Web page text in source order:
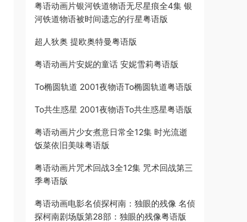
粤语动画片银河铁道物语无尽星痕全4集 银
河铁道物语被时间遗忘的行星粤语版
超人狄奥 提欧奥特曼粤语版
粤语动画片安妮的童话 安妮雪莉粤语版
To椭圆轨道 2001夜物语To椭圆轨道粤语版
To共生惑星 2001夜物语To共生惑星粤语版
粤语动画片少女煮意日常全12集 时光流逝
饭菜依旧美味粤语版
粤语动画片咒术回战3全12集 咒术回战第三
季粤语版
粤语动画电影名侦探柯南：独眼的残像 名侦
探柯南剧场版第28部：独眼的残像粤语版